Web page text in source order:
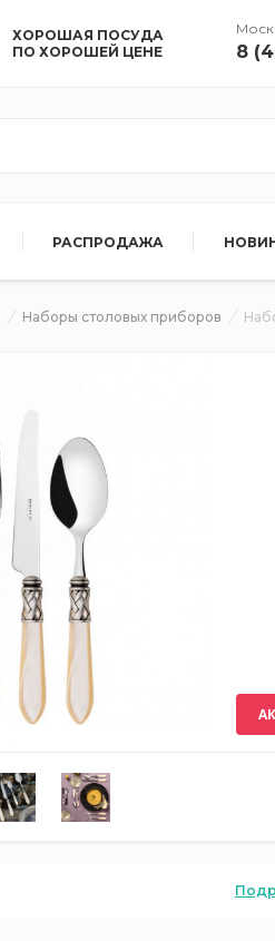
ХОРОШАЯ ПОСУДА
ПО ХОРОШЕЙ ЦЕНЕ
8
РАСПРОДАЖА
Наборы столовых приборов